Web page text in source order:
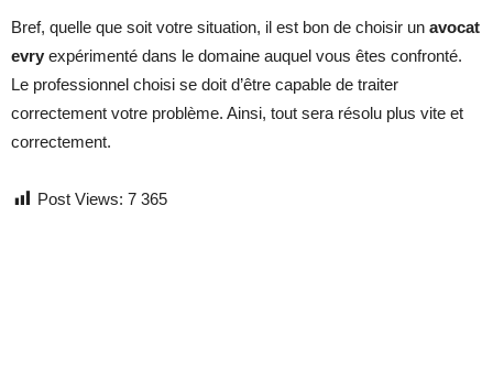
Bref, quelle que soit votre situation, il est bon de choisir un avocat
evry expérimenté dans le domaine auquel vous êtes confronté.
Le professionnel choisi se doit d’être capable de traiter
correctement votre problème. Ainsi, tout sera résolu plus vite et
correctement.
Post Views: 7 365